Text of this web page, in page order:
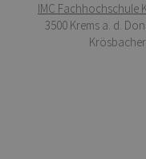
IMC Fachhochschule
3500 Krems a. d.